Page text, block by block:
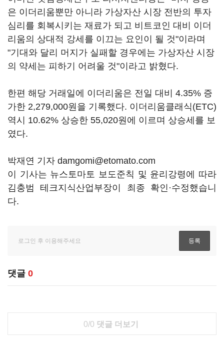
은 이더리움뿐만 아니라 가상자산 시장 전반의 투자
심리를 회복시키는 재료가 되고 비트코인 대비 이더
리움의 상대적 강세를 이끄는 요인이 될 것"이라며
"기대와 달리 머지가 실패할 경우에는 가상자산 시장
의 약세는 피하기 어려울 것"이라고 밝혔다.
한편 해당 거래일에 이더리움은 전일 대비 4.35% 증
가한 2,279,000원을 기록했다. 이더리움클래식(ETC)
역시 10.62% 상승한 55,020원에 이르며 상승세를 보
였다.
박재연 기자 damgomi@etomato.com
이 기사는 뉴스토마토 보도준칙 및 윤리강령에 따라
김충범 테크지식산업부장이 최종 확인·수정했습니
다.
댓글 0
0/0 댓글 더보기